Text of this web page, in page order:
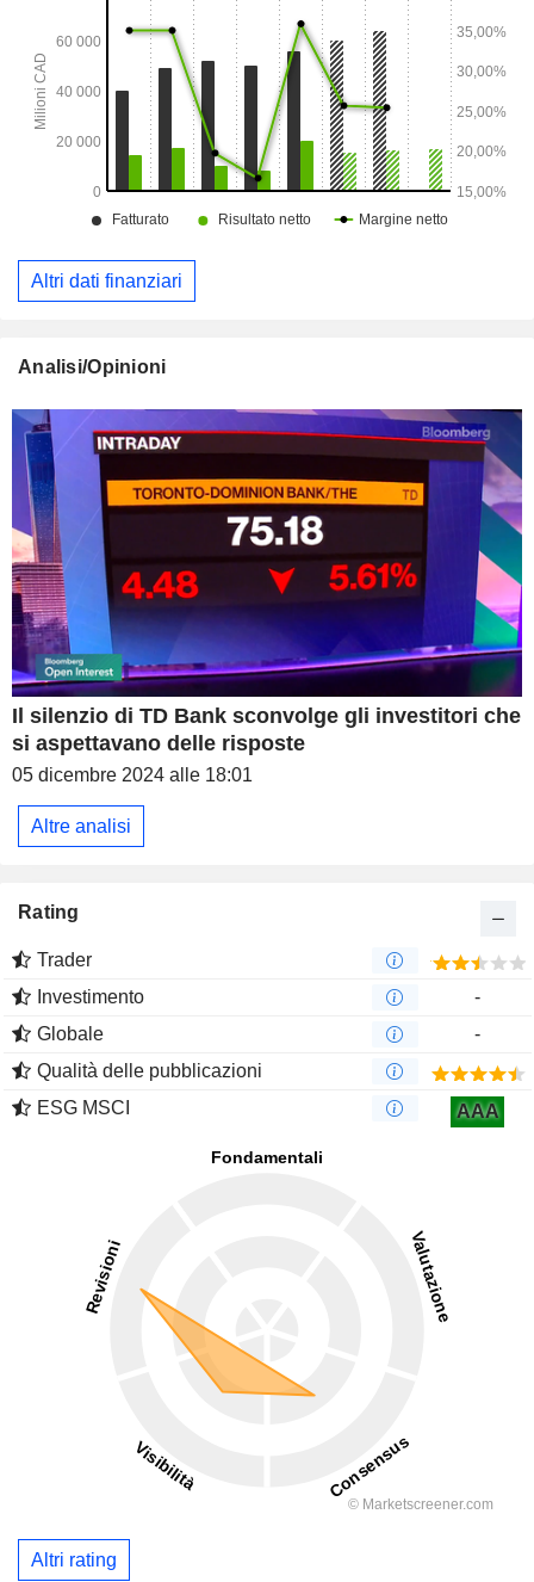
Altri dati finanziari
Analisi/Opinioni
Il silenzio di TD Bank sconvolge gli investitori che
si aspettavano delle risposte
05 dicembre 2024 alle 18:01
Altre analisi
Rating
Trader
Investimento
-
Globale
-
Qualità delle pubblicazioni
ESG MSCI
AAA
Altri rating